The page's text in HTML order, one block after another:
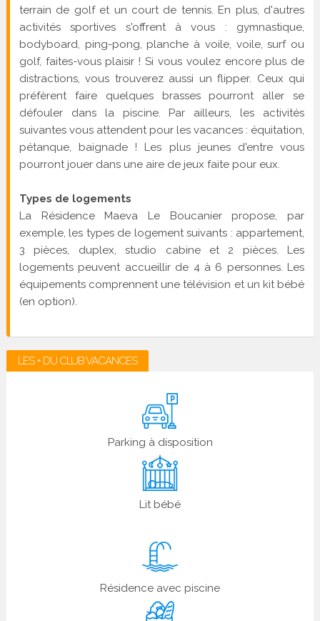
terrain de golf et un court de tennis. En plus, d'autres
activités sportives s'offrent à vous : gymnastique,
bodyboard, ping-pong, planche à voile, voile, surf ou
golf, faites-vous plaisir ! Si vous voulez encore plus de
distractions, vous trouverez aussi un flipper. Ceux qui
préfèrent faire quelques brasses pourront aller se
défouler dans la piscine. Par ailleurs, les activités
suivantes vous attendent pour les vacances : équitation,
pétanque, baignade ! Les plus jeunes d'entre vous
pourront jouer dans une aire de jeux faite pour eux.
Types de logements
La Résidence Maeva Le Boucanier propose, par
exemple, les types de logement suivants : appartement,
3 pièces, duplex, studio cabine et 2 pièces. Les
logements peuvent accueillir de 4 à 6 personnes. Les
équipements comprennent une télévision et un kit bébé
(en option).
LES + DU CLUB VACANCES
Parking à disposition
Lit bébé
Résidence avec piscine